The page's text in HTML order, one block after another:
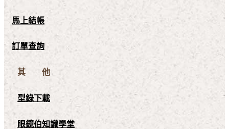
馬上結帳
訂單查詢
其 他
型錄下載
眼鏡伯知識學堂